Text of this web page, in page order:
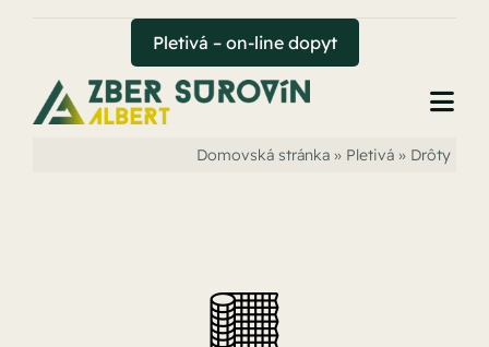
Pletivá – on-line dopyt
Domovská stránka » Pletivá » Drôty